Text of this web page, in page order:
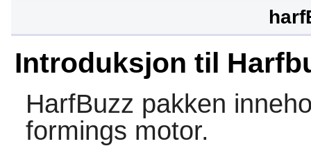
Introduksjon til
HarfBuzz pakken
formings motor.